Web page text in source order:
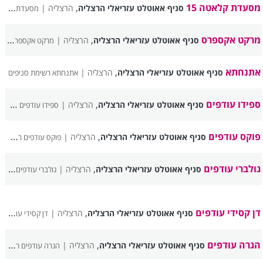
מסעדת קלאטה 15 סניף אאוטלט עזריאלי הרצליה, הרצליה | מסעדת קלאטה 15 רשימת סניפים
מרקט אקספרס סניף אאוטלט עזריאלי הרצליה, הרצליה | מרקט אקספרס רשימת סניפים
אתנחתא סניף אאוטלט עזריאלי הרצליה, הרצליה |אתנחתא רשימת סניפים
ספידו עודפים סניף אאוטלט עזריאלי הרצליה, הרצליה | ספידו עודפים רשימת סניפים
פוקס עודפים סניף אאוטלט עזריאלי הרצליה, הרצליה |פוקס עודפים רשימת סניפים
גולברי עודפים סניף אאוטלט עזריאלי הרצליה, הרצליה |גולברי עודפים רשימת סניפים
דן קסידי עודפים סניף אאוטלט עזריאלי הרצליה, הרצליה | דן קסידי עודפים רשימת סניפים
הגרה עודפים סניף אאוטלט עזריאלי הרצליה, הרצליה | הגרה עודפים רשימת סניפים